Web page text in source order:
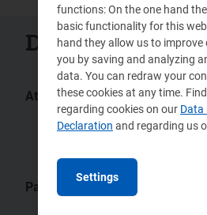
Documenti
Atti:
464/2022/R/gas
Pagine:
functions: On the one hand
basic functionality for this
hand they allow us to
you by saving and analyzing
data. You can redraw your
these cookies at any time.
regarding cookies on our Data
Declaration and regarding us
Settings